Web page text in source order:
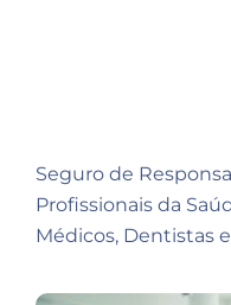
Seguro de
Profissionais da
Médicos, Dentistas